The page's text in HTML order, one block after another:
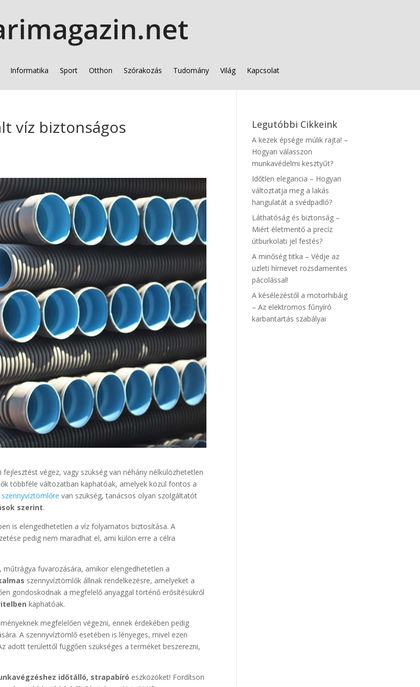
Informatika Sport Otthon Szórakozás Tudomány Világ Kapcsolat
víz biztonságos
végez, vagy szükség van néhány nélkülözhetetlen
többféle változatban kaphatóak, amelyek közül fontos a
szennyvíztömlőre van szükség, tanácsos olyan szolgáltatót
szerint.
is elengedhetetlen a víz folyamatos biztosítása. A
pedig nem maradhat el, ami külön erre a célra
műtrágya fuvarozására, amikor elengedhetetlen a
szennyvíztömlők állnak rendelkezésre, amelyeket a
gondoskodnak a megfelelő anyaggal történő erősítésükről
kaphatóak.
megfelelően végezni, ennek érdekében pedig
A szennyvíztömlő esetében is lényeges, mivel ezen
adott területtől függően szükséges a terméket beszerezni,
időtálló, strapabíró eszközöket! Fordítson
Legutóbbi Cikkeink
A kezek épsége múlik rajta! –
Hogyan válasszon
munkavédelmi kesztyűt?
Időtlen elegancia – Hogyan
változtatja meg a lakás
hangulatát a svédpadló?
Láthatóság és biztonság –
Miért életmentő a precíz
útburkolati jel festés?
A minőség titka – Védje az
üzleti hírnevet rozsdamentes
pácolással!
A késélezéstől a motorhibáig
– Az elektromos fűnyíró
karbantartás szabályai